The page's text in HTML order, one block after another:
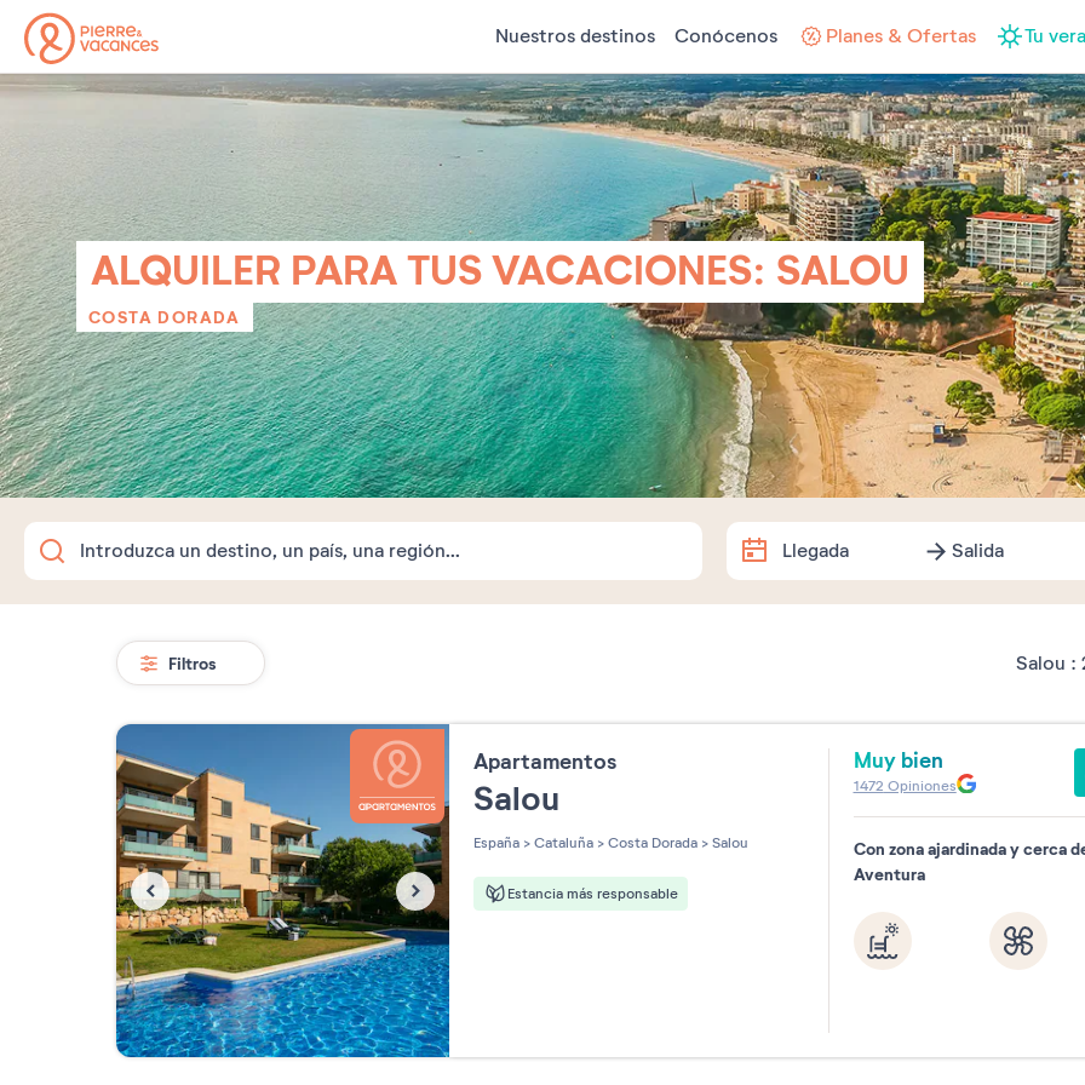
Nuestros destinos Conócenos Planes & Ofertas Tu
ALQUILER PARA TUS VACACIONES: SALOU
COSTA DORADA
Llegada Salida
Ma Mi
1
4 7
14
18 19 21
31
Salou :
Filtros
Apartamentos
Salou
España > Cataluña > Costa Dorada > Salou
Estancia más responsable
Muy bien
1472 Opiniones
Con zona ajardinada y cerca
Aventura